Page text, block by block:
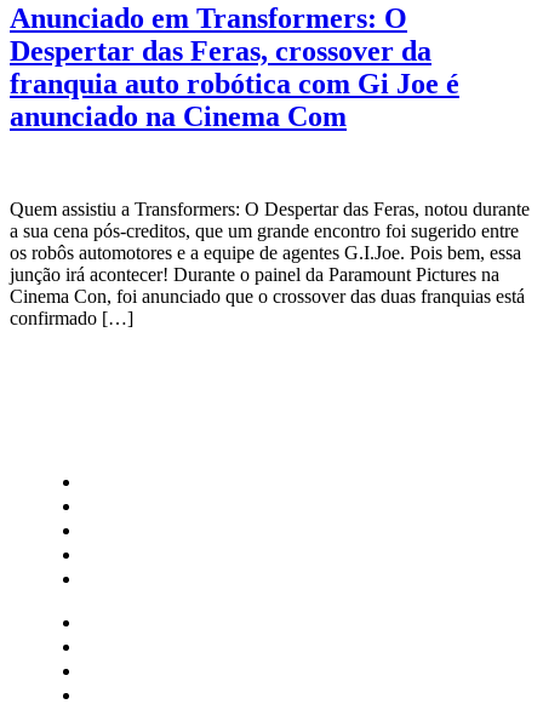
Anunciado em Transformers: O
Despertar das Feras, crossover da
franquia auto robótica com Gi Joe é
anunciado na Cinema Com
Quem assistiu a Transformers: O Despertar das Feras, notou durante
a sua cena pós-creditos, que um grande encontro foi sugerido entre
os robôs automotores e a equipe de agentes G.I.Joe. Pois bem, essa
junção irá acontecer! Durante o painel da Paramount Pictures na
Cinema Con, foi anunciado que o crossover das duas franquias está
confirmado […]